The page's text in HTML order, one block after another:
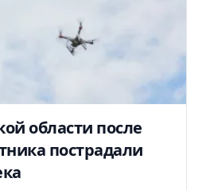
области после
пострадали